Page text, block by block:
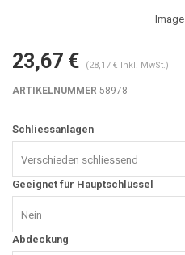
Image
23,67 € (28,17 € Inkl. MwSt.)
ARTIKELNUMMER 58978
Schliessanlagen
Verschieden schliessend
Geeignet für Hauptschlüssel
Nein
Abdeckung